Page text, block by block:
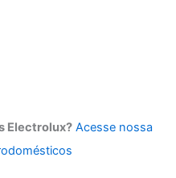
Electrolux? Acesse nossa